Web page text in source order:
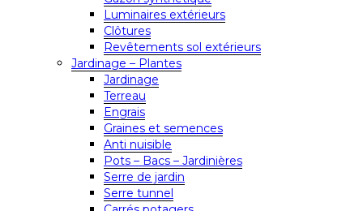
Luminaires extérieurs
Clôtures
Revêtements sol extérieurs
Jardinage – Plantes
Jardinage
Terreau
Engrais
Graines et semences
Anti nuisible
Pots – Bacs – Jardinières
Serre de jardin
Serre tunnel